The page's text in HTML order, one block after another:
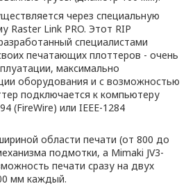
через специальную
Raster Link PRO. Этот RIP
специалистами
печатающих плоттеров - очень
максимально
оборудования и с возможностью
подключается к компьютеру
(FireWire) или IEEE-1284
области печати (от 800 до
подмотки, а Mimaki JV3-
печати сразу на двух
мм каждый.